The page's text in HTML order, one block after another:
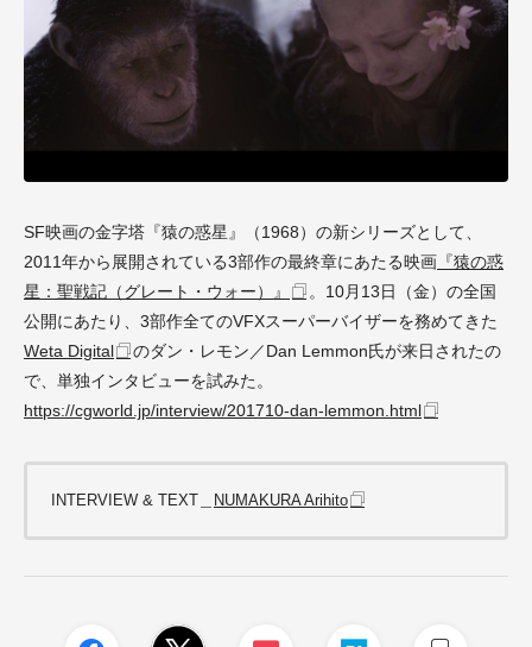
SF映画の金字塔『猿の惑星』（1968）の新シリーズとして、
2011年から展開されている3部作の最終章にあたる映画 『猿の惑
星：聖戦記（グレート・ウォー）』
。10月13日（金）の全国
公開にあたり、3部作全てのVFXスーパーバイザーを務めてきた
Weta Digital
のダン・レモン／Dan Lemmon氏が来日されたの
で、単独インタビューを試みた。
https://cgworld.jp/interview/201710-dan-lemmon.html
INTERVIEW & TEXT＿ NUMAKURA Arihito